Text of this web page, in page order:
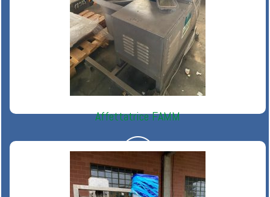
Affettatrice FAMM